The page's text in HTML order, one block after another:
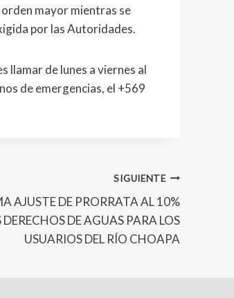
mayor mientras se
por las Autoridades.
llamar de lunes a viernes al
de emergencias, el +569
SIGUIENTE
AJUSTE DE PRORRATA AL 10%
DERECHOS DE AGUAS PARA LOS
USUARIOS DEL RÍO CHOAPA